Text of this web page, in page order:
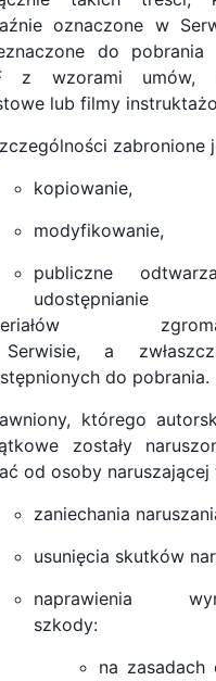
oznaczone w
do
z wzorami umów,
lub filmy
zabronione
kopiowanie,
modyfikowanie,
publiczne
udostępnianie
a
do pobrania.
którego
zostały
od osoby naruszającej
zaniechania
usunięcia skutków
naprawienia
szkody:
na zasadach